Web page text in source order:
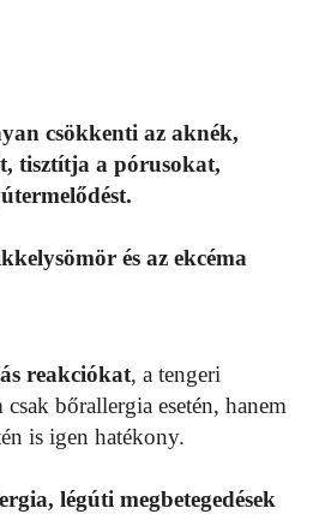
csökkenti az aknék,
tisztítja a pórusokat,
és az ekcéma
reakciókat, a tengeri
bőrallergia esetén, hanem
is igen hatékony.
légúti megbetegedések